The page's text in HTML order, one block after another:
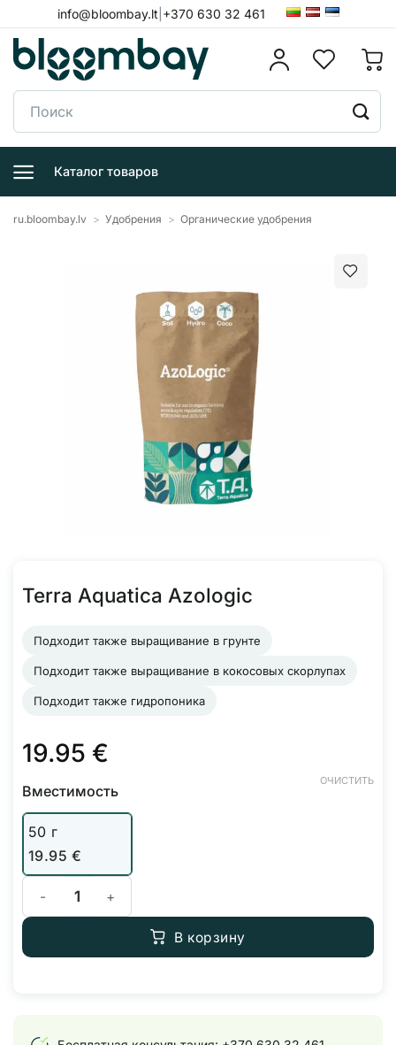
to
content
info@bloombay.lt +370 630 32 461
Поиск:
Каталог товаров
ru.bloombay.lv > Удобрения > Органические удобрения
Terra Aquatica Azologic
Подходит также выращивание в грунте
Подходит также выращивание в кокосовых скорлупах
Подходит также гидропоника
19.95 €
Вместимость
50 г
19.95 €
ОЧИСТИТЬ
Количество товара Terra Aquatica Azologic
В корзину